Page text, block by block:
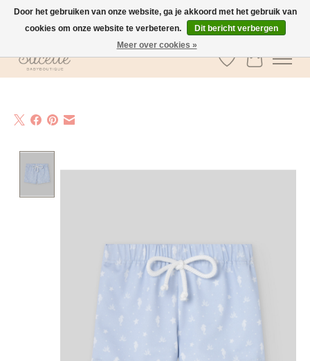
GRATIS verzending vanaf €100 in België
Verlanglijst
Door het gebruiken van onze website, ga je akkoord met het gebruik van
cookies om onze website te verbeteren.
Dit bericht verbergen
Meer over cookies »